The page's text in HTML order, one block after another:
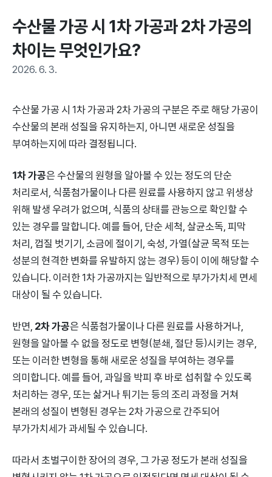
수산물 가공 시 1차 가공과 2차 가공의
차이는 무엇인가요?
2026. 6. 3.
수산물 가공 시 1차 가공과 2차 가공의 구분은 주로 해당 가공이
수산물의 본래 성질을 유지하는지, 아니면 새로운 성질을
부여하는지에 따라 결정됩니다.
1차 가공은 수산물의 원형을 알아볼 수 있는 정도의 단순
처리로서, 식품첨가물이나 다른 원료를 사용하지 않고 위생상
위해 발생 우려가 없으며, 식품의 상태를 관능으로 확인할 수
있는 경우를 말합니다. 예를 들어, 단순 세척, 살균소독, 피막
처리, 껍질 벗기기, 소금에 절이기, 숙성, 가열(살균 목적 또는
성분의 현격한 변화를 유발하지 않는 경우) 등이 이에 해당할 수
있습니다. 이러한 1차 가공까지는 일반적으로 부가가치세 면세
대상이 될 수 있습니다.
반면, 2차 가공은 식품첨가물이나 다른 원료를 사용하거나,
원형을 알아볼 수 없을 정도로 변형(분쇄, 절단 등)시키는 경우,
또는 이러한 변형을 통해 새로운 성질을 부여하는 경우를
의미합니다. 예를 들어, 과일을 박피 후 바로 섭취할 수 있도록
처리하는 경우, 또는 삶거나 튀기는 등의 조리 과정을 거쳐
본래의 성질이 변형된 경우는 2차 가공으로 간주되어
부가가치세가 과세될 수 있습니다.
따라서 초벌구이한 장어의 경우, 그 가공 정도가 본래 성질을